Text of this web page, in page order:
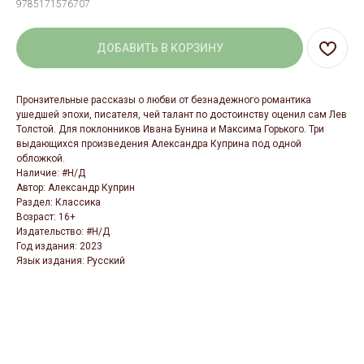
9785171576707
ДОБАВИТЬ В КОРЗИНУ
Пронзительные рассказы о любви от безнадежного романтика
ушедшей эпохи, писателя, чей талант по достоинству оценил сам Лев
Толстой. Для поклонников Ивана Бунина и Максима Горького. Три
выдающихся произведения Александра Куприна под одной
обложкой.
Наличие: #Н/Д
Автор: Александр Куприн
Раздел: Классика
Возраст: 16+
Издательство: #Н/Д
Год издания: 2023
Язык издания: Русский